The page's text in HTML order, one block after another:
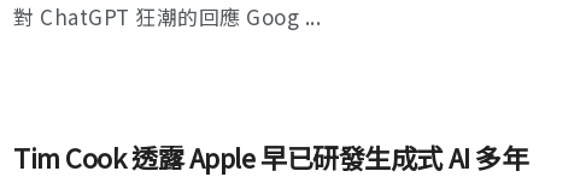
對 ChatGPT 狂潮的回應 Goog ...
Tim Cook 透露 Apple 早已研發生成式 AI 多年